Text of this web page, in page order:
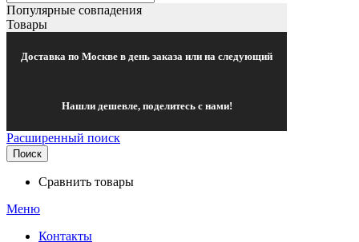
Популярные совпадения
Товары
Доставка по Москве в день заказа или на следующий
Нашли дешевле, поделитесь с нами!
Расширенный поиск
Поиск
Сравнить товары
Меню
Контакты